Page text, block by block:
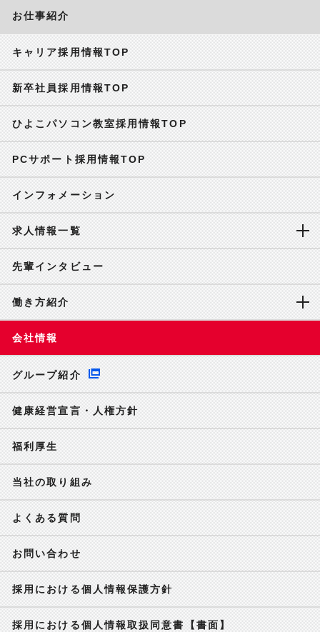
お仕事紹介
キャリア採用情報TOP
新卒社員採用情報TOP
ひよこパソコン教室採用情報TOP
PCサポート採用情報TOP
インフォメーション
求人情報一覧
先輩インタビュー
働き方紹介
会社情報
グループ紹介
健康経営宣言・人権方針
福利厚生
当社の取り組み
よくある質問
お問い合わせ
採用における個人情報保護方針
採用における個人情報取扱同意書【書面】